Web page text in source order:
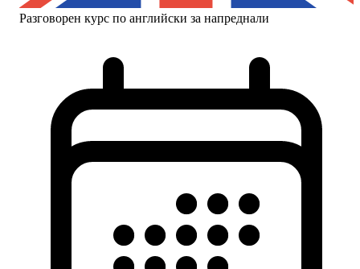
Разговорен курс по английски за напреднали